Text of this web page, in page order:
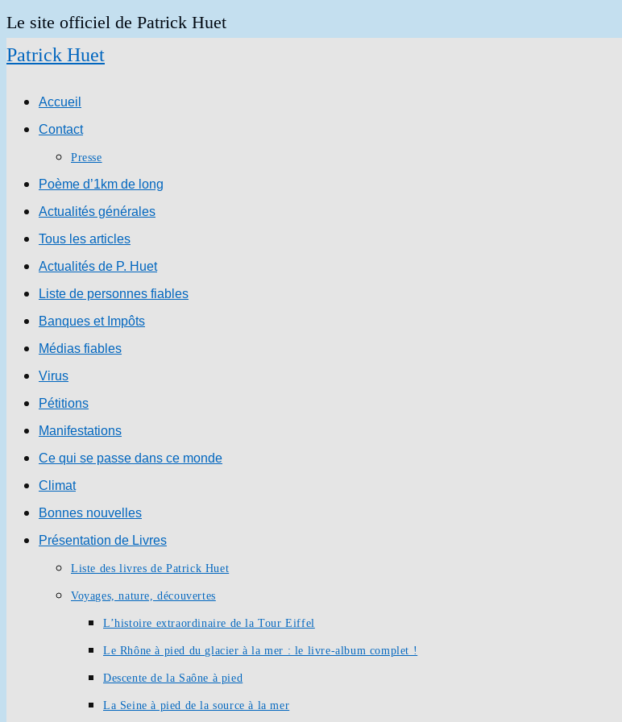
Skip
to
Le site officiel de Patrick Huet
Patrick Huet
Accueil
Contact
Presse
Poème d’1km de long
Actualités générales
Tous les articles
Actualités de P. Huet
Liste de personnes fiables
Banques et Impôts
Médias fiables
Virus
Pétitions
Manifestations
Ce qui se passe dans ce monde
Climat
Bonnes nouvelles
Présentation de Livres
Liste des livres de Patrick Huet
Voyages, nature, découvertes
L’histoire extraordinaire de la Tour Eiffel
Le Rhône à pied du glacier à la mer : le livre-album complet !
Descente de la Saône à pied
La Seine à pied de la source à la mer